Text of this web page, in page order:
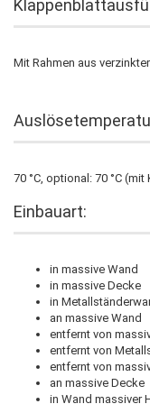
Mit Rahmen aus
70 °C, optional: 70 °C
Einbauart:
in massive Wand
in massive Decke
in
an massive Wand
entfernt von
entfernt von
entfernt von
an massive Decke
in Wand massiver